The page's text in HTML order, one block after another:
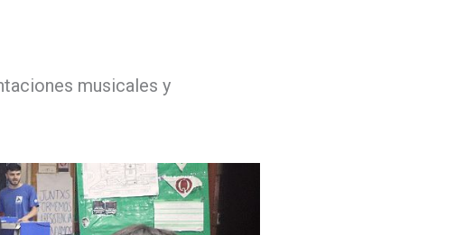
musicales y